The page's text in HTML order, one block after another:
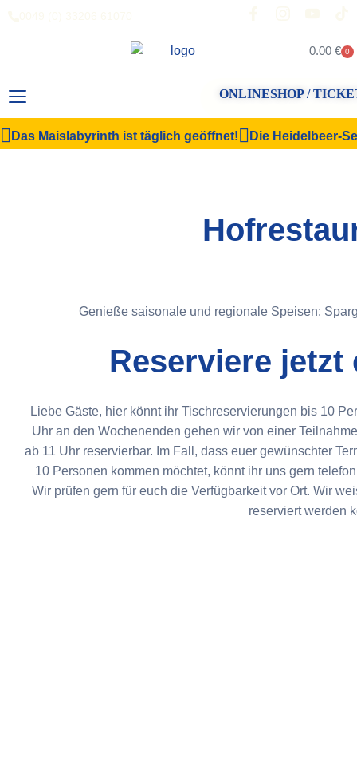
0.00 € 0
ONLINESHOP /
Das Maislabyrinth ist täglich geöffnet! Die Heidelbeer-
Genieße saisonale und regionale Speisen:
Reserviere jetzt
Liebe Gäste, hier könnt ihr Tischreservierungen bis 10
Uhr an den Wochenenden gehen wir von einer
ab 11 Uhr reservierbar. Im Fall, dass euer gewünschter
10 Personen kommen möchtet, könnt ihr uns gern
Wir prüfen gern für euch die Verfügbarkeit vor Ort. Wir
reserviert werden